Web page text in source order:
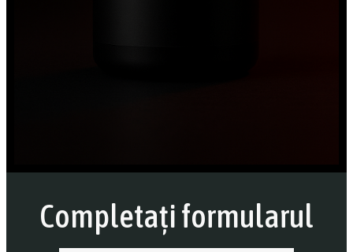
Completați formularul